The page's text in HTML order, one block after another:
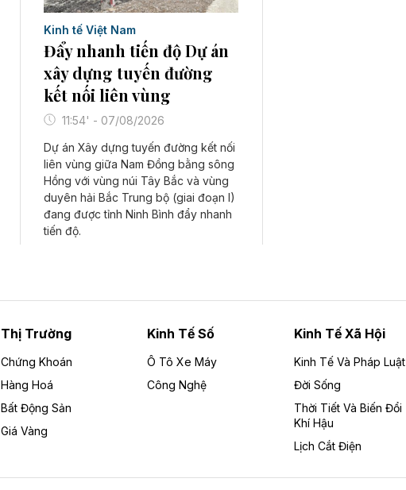
Kinh tế Việt Nam
Đẩy nhanh tiến độ Dự án
xây dựng tuyến đường
kết nối liên vùng
11:54' - 07/08/2026
Dự án Xây dựng tuyến đường kết nối
liên vùng giữa Nam Đồng bằng sông
Hồng với vùng núi Tây Bắc và vùng
duyên hải Bắc Trung bộ (giai đoạn I)
đang được tỉnh Ninh Bình đẩy nhanh
tiến độ.
Thị Trường
Chứng Khoán
Hàng Hoá
Bất Động Sản
Giá Vàng
Kinh Tế Số
Ô Tô Xe Máy
Công Nghệ
Kinh Tế Xã Hội
Kinh Tế Và Pháp Luật
Đời Sống
Thời Tiết Và Biến Đổi
Khí Hậu
Lịch Cắt Điện